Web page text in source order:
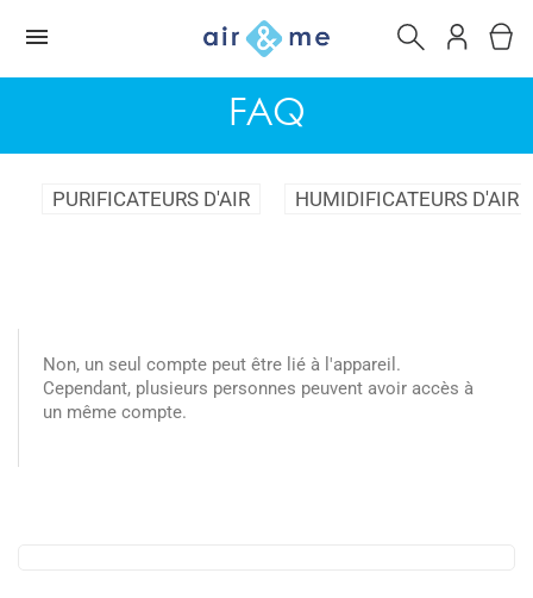
FAQ
PURIFICATEURS D'AIR HUMIDIFICATEURS D'AIR
Non, un seul compte peut être lié à l'appareil.
Cependant, plusieurs personnes peuvent avoir accès à
un même compte.